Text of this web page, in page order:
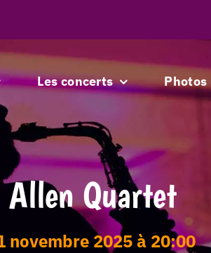
Les concerts Photos
Quartet
novembre 2025 à 20:00